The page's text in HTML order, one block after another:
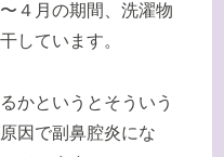
４月の期間、洗濯物
しています。
かというとそういう
因で副鼻腔炎にな